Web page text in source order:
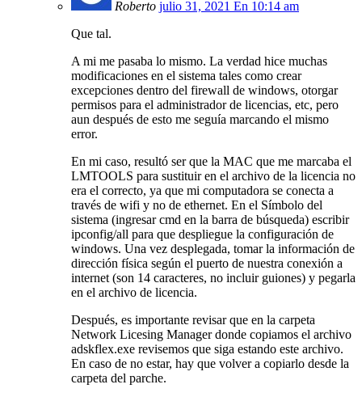
Roberto julio 31, 2021 En 10:14 am
Que tal.
A mi me pasaba lo mismo. La verdad hice muchas
modificaciones en el sistema tales como crear
excepciones dentro del firewall de windows, otorgar
permisos para el administrador de licencias, etc, pero
aun después de esto me seguía marcando el mismo
error.
En mi caso, resultó ser que la MAC que me marcaba el
LMTOOLS para sustituir en el archivo de la licencia no
era el correcto, ya que mi computadora se conecta a
través de wifi y no de ethernet. En el Símbolo del
sistema (ingresar cmd en la barra de búsqueda) escribir
ipconfig/all para que despliegue la configuración de
windows. Una vez desplegada, tomar la información de
dirección física según el puerto de nuestra conexión a
internet (son 14 caracteres, no incluir guiones) y pegarla
en el archivo de licencia.
Después, es importante revisar que en la carpeta
Network Licesing Manager donde copiamos el archivo
adskflex.exe revisemos que siga estando este archivo.
En caso de no estar, hay que volver a copiarlo desde la
carpeta del parche.